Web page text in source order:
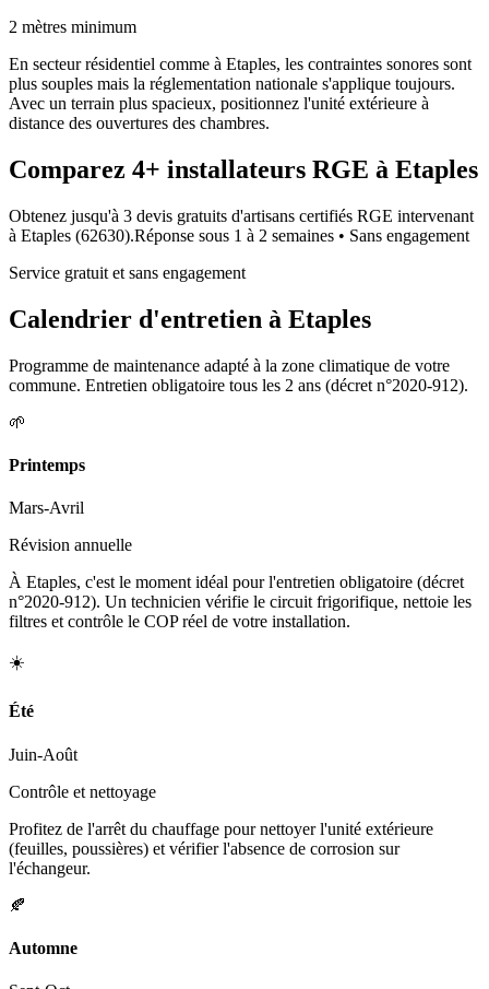
2 mètres minimum
En secteur résidentiel comme à Etaples, les contraintes sonores sont
plus souples mais la réglementation nationale s'applique toujours.
Avec un terrain plus spacieux, positionnez l'unité extérieure à
distance des ouvertures des chambres.
Comparez 4+ installateurs RGE à Etaples
Obtenez jusqu'à 3 devis gratuits d'artisans certifiés RGE intervenant
à Etaples (62630).Réponse sous 1 à 2 semaines • Sans engagement
Service gratuit et sans engagement
Calendrier d'entretien à Etaples
Programme de maintenance adapté à la zone climatique de votre
commune. Entretien obligatoire tous les 2 ans (décret n°2020-912).
🌱
Printemps
Mars-Avril
Révision annuelle
À Etaples, c'est le moment idéal pour l'entretien obligatoire (décret
n°2020-912). Un technicien vérifie le circuit frigorifique, nettoie les
filtres et contrôle le COP réel de votre installation.
☀️
Été
Juin-Août
Contrôle et nettoyage
Profitez de l'arrêt du chauffage pour nettoyer l'unité extérieure
(feuilles, poussières) et vérifier l'absence de corrosion sur
l'échangeur.
🍂
Automne